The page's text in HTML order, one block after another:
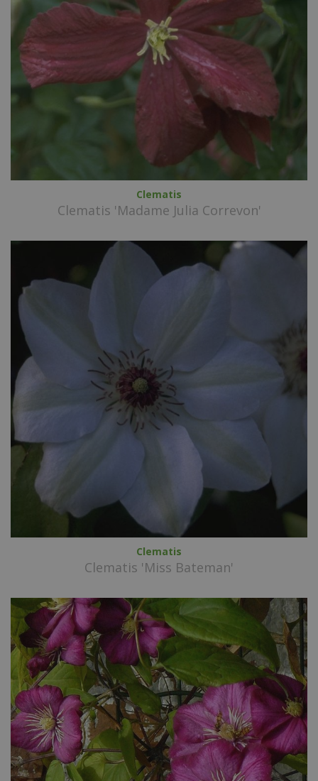
Clematis
Clematis 'Madame Julia Correvon'
Clematis
Clematis 'Miss Bateman'